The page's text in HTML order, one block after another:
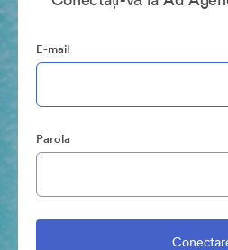
E-mail
Parola